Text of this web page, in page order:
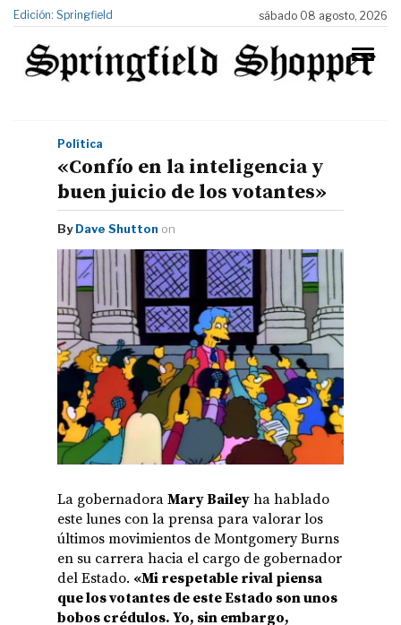
Edición: Springfield sábado 08 agosto, 2026
Política
«Confío en la inteligencia y
buen juicio de los votantes»
By Dave Shutton on
La gobernadora Mary Bailey ha hablado
este lunes con la prensa para valorar los
últimos movimientos de Montgomery Burns
en su carrera hacia el cargo de gobernador
del Estado. «Mi respetable rival piensa
que los votantes de este Estado son unos
bobos crédulos. Yo, sin embargo,